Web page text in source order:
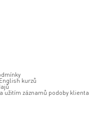
kurzů
užitím záznamů podoby klienta